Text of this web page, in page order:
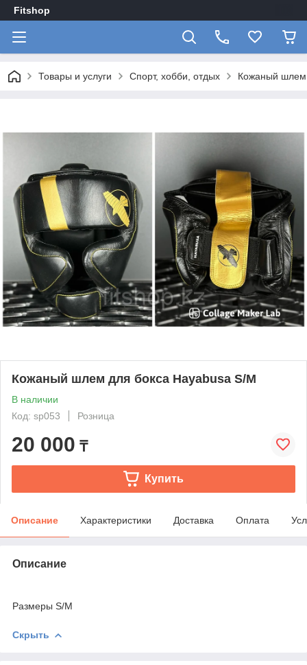
Fitshop
Товары и услуги Спорт, хобби, отдых Кожаный шлем
Кожаный шлем для бокса Hayabusa S/M
В наличии
Код: sp053
Розница
20 000 ₸
Купить
Описание Характеристики Доставка Оплата
Описание
Размеры S/M
Скрыть